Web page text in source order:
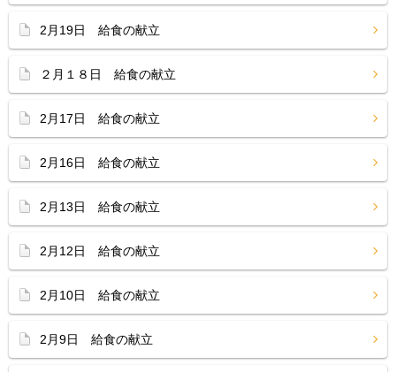
2月19日 給食の献立
２月１８日 給食の献立
2月17日 給食の献立
2月16日 給食の献立
2月13日 給食の献立
2月12日 給食の献立
2月10日 給食の献立
2月9日 給食の献立